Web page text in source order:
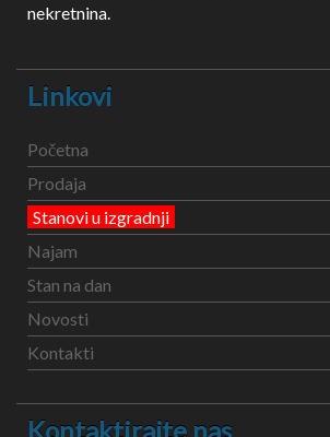
nekretnina.
Linkovi
Početna
Prodaja
Stanovi u izgradnji
Najam
Stan na dan
Novosti
Kontakti
Kontaktirajte nas